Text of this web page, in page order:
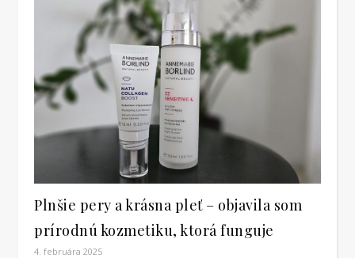
Plnšie pery a krásna pleť – objavila som
prírodnú kozmetiku, ktorá funguje
4. februára 2025